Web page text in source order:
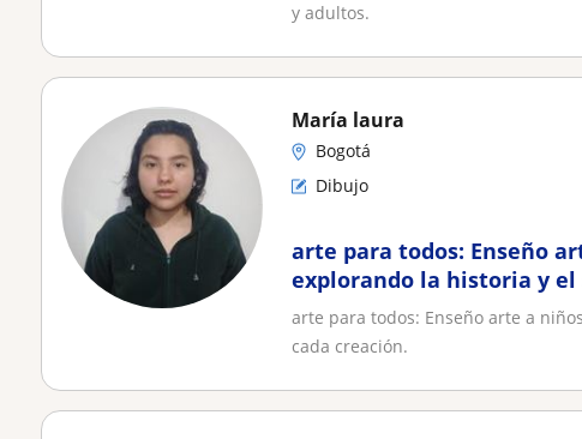
y adultos.
María laura
Bogotá
Dibujo
arte para todos: Enseño
explorando la historia y el
creación
arte para todos: Enseño arte a
cada creación.